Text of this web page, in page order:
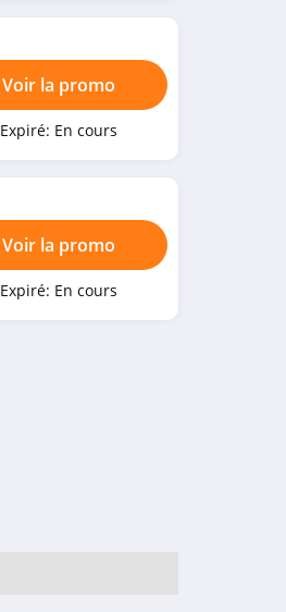
Voir la promo
Expiré: En cours
Voir la promo
Expiré: En cours